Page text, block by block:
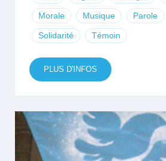
Morale Musique Parole
Solidarité Témoin
PLUS D'INFOS